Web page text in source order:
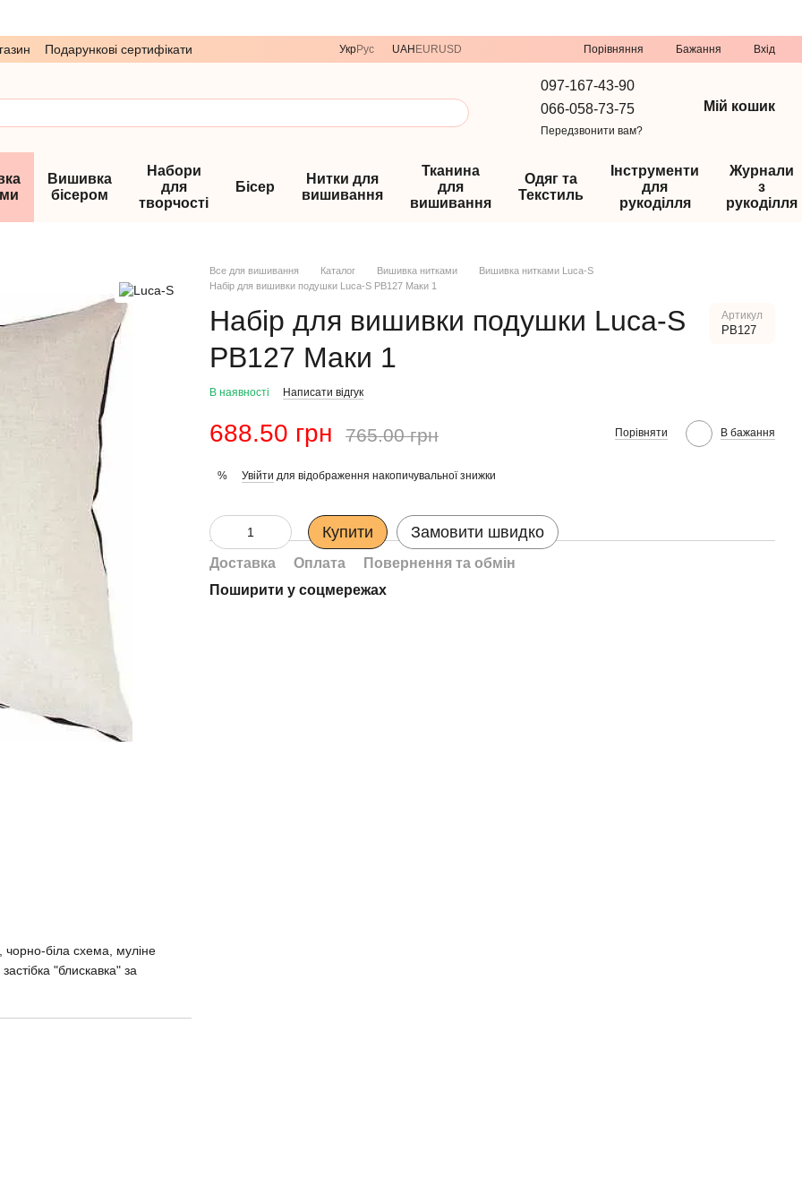
Подарункові сертифікати УкрРус UAH EURUSD Порівняння Бажання Вхід
097-167-43-90
066-058-73-75
Передзвонити вам?
Мій кошик
Вишивка
бісером
Набори
для
творчості
Бісер
Нитки для
вишивання
Тканина
для
вишивання
Одяг та
Текстиль
Інструменти
для
рукоділля
Журнали
з
рукоділля
біла схема, муліне
"блискавка" за
Все для вишивання Каталог Вишивка нитками
Вишивка нитками Luca-S
Набір для вишивки подушки Luca-S PB127 Маки 1
Набір для вишивки подушки Luca-S
PB127 Маки 1
Артикул
PB127
В наявності Написати відгук
688.50 грн 765.00 грн Порівняти В бажання
% Увійти для відображення накопичувальної знижки
Купити Замовити швидко
Доставка Оплата
Повернення та обмін
Поширити у соцмережах